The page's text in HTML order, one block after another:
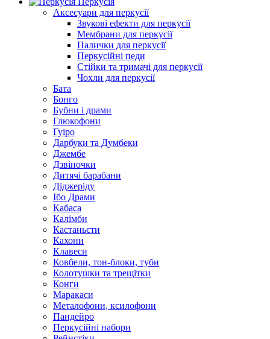
Аксесуари для перкусії
Звукові ефекти для перкусії
Мембрани для перкусії
Палички для перкусії
Перкусійні педи
Стійки та тримачі для перкусії
Чохли для перкусії
Бата
Бонго
Бубни і драми
Глюкофони
Гуіро
Дарбуки та Думбеки
Джембе
Дзвіночки
Дитячі барабани
Діджеріду
Ібо Драми
Кабаса
Калімби
Кастаньєти
Кахони
Клавеси
Ковбели, тон-блоки, туби
Колотушки та трещітки
Конги
Маракаси
Металофони, ксилофони
Пандейро
Перкусійні набори